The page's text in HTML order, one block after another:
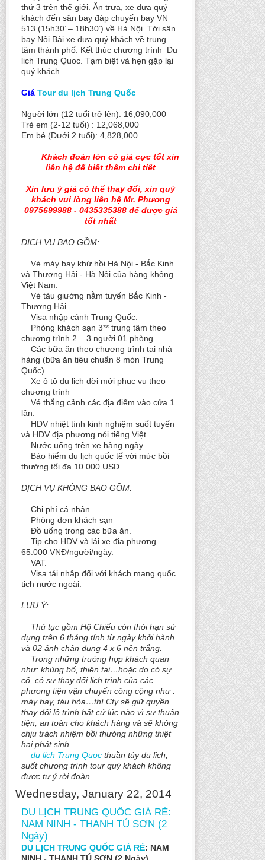
thứ 3 trên thế giới. Ăn trưa, xe đưa quý
khách đến sân bay đáp chuyến bay VN
513 (15h30’ – 18h30’) về Hà Nội. Tới sân
bay Nội Bài xe đưa quý khách về trung
tâm thành phố. Kết thúc chương trình Du
lich Trung Quoc. Tạm biệt và hẹn gặp lại
quý khách.
Giá Tour du lịch Trung Quốc
Người lớn (12 tuổi trở lên): 16,090,000
Trẻ em (2-12 tuổi) : 12,068,000
Em bé (Dưới 2 tuổi): 4,828,000
Khách đoàn lớn có giá cực tốt xin
liên hệ để biết thêm chi tiết
Xin lưu ý giá có thể thay đổi, xin quý
khách vui lòng liên hệ Mr. Phương
0975699988 - 0435335388 để được giá
tốt nhất
DỊCH VỤ BAO GỒM:
Vé máy bay khứ hồi Hà Nội - Bắc Kinh
và Thượng Hải - Hà Nội của hàng không
Việt Nam.
Vé tàu giường nằm tuyến Bắc Kinh -
Thượng Hải.
Visa nhập cảnh Trung Quốc.
Phòng khách sạn 3** trung tâm theo
chương trình 2 – 3 người 01 phòng.
Các bữa ăn theo chương trình tại nhà
hàng (bữa ăn tiêu chuẩn 8 món Trung
Quốc)
Xe ô tô du lịch đời mới phục vụ theo
chương trình
Vé thắng cảnh các địa điểm vào cửa 1
lần.
HDV nhiệt tình kinh nghiệm suốt tuyến
và HDV địa phương nói tiếng Việt.
Nước uống trên xe hàng ngày.
Bảo hiểm du lịch quốc tế với mức bồi
thường tối đa 10.000 USD.
DỊCH VỤ KHÔNG BAO GỒM:
Chi phí cá nhân
Phòng đơn khách sạn
Đồ uống trong các bữa ăn.
Tip cho HDV và lái xe địa phương
65.000 VNĐ/người/ngày.
VAT.
Visa tái nhập đối với khách mang quốc
tịch nước ngoài.
LƯU Ý:
Thủ tục gồm Hộ Chiếu còn thời hạn sử
dụng trên 6 tháng tính từ ngày khởi hành
và 02 ảnh chân dung 4 x 6 nền trắng.
Trong những trường hợp khách quan
như: khủng bố, thiên tai…hoặc do có sự
cố, có sự thay đổi lịch trình của các
phương tiện vận chuyển công cộng như :
máy bay, tàu hỏa…thì Cty sẽ giữ quyền
thay đổi lộ trình bất cứ lúc nào vì sự thuận
tiện, an toàn cho khách hàng và sẽ không
chịu trách nhiệm bồi thường những thiệt
hại phát sinh.
du lich Trung Quoc thuần túy du lịch,
suốt chương trình tour quý khách không
được tự ý rời đoàn.
Wednesday, January 22, 2014
DU LỊCH TRUNG QUỐC GIÁ RẺ:
NAM NINH - THANH TÚ SƠN (2
Ngày)
DU LỊCH TRUNG QUỐC GIÁ RẺ: NAM